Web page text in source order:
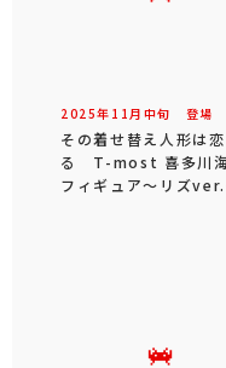
2025年 11 月 中旬 登場
その着せ替え人形は
る T-most 喜多川
フィギュア～リズ